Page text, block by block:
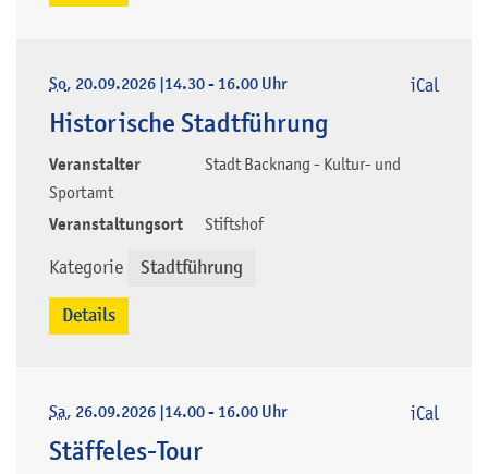
So, 20.09.2026 |14.30 - 16.00 Uhr
Historische Stadtführung
Veranstalter
Stadt Backnang - Kultur- und
Sportamt
Veranstaltungsort Stiftshof
Kategorie Stadtführung
iCal
Details
Sa, 26.09.2026 |14.00 - 16.00 Uhr
Stäffeles-Tour
iCal